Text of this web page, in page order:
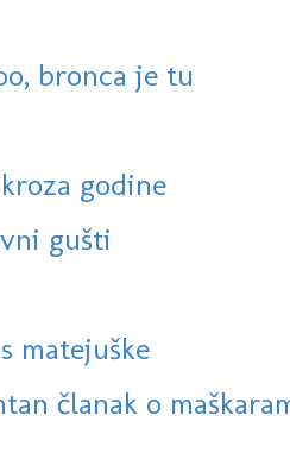
bronca je tu
godine
gušti
matejuške
članak o